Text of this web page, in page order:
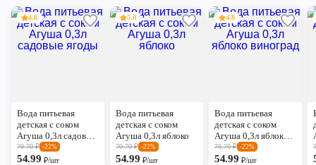
4.8
Вода питьевая
детская с соком
Агуша 0,3л садовые
ягоды
70.70₽ -22%
54.99₽/шт
5.0
Вода питьевая
детская с соком
Агуша 0,3л яблоко
70.70₽ -22%
54.99₽/шт
4.8
Вода питьевая
детская с соком
Агуша 0,3л яблоко
виноград
70.70₽ -22%
54.99₽/шт